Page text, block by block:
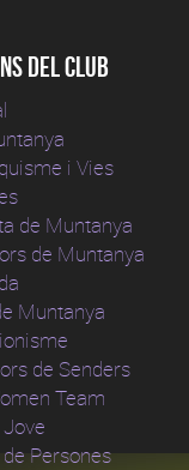
del club
i Vies
de Muntanya
de Muntanya
Muntanya
de Senders
Team
Persones